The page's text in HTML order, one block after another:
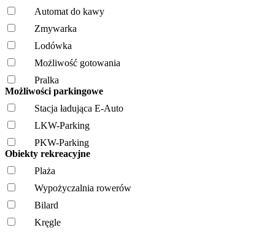
Automat do kawy
Zmywarka
Lodówka
Możliwość gotowania
Pralka
Możliwości parkingowe
Stacja ładująca E-Auto
LKW-Parking
PKW-Parking
Obiekty rekreacyjne
Plaża
Wypożyczalnia rowerów
Bilard
Kręgle